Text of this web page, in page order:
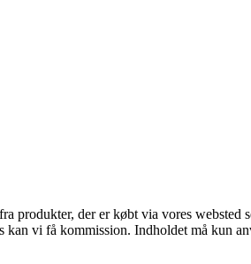
produkter, der er købt via vores websted
vi få kommission. Indholdet må kun